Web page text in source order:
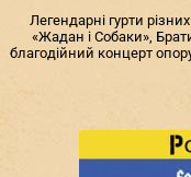
Легендарні гурти
«Жадан і Собаки»,
благодійний концерт